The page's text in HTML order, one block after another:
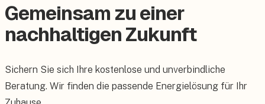
Gemeinsam zu einer
nachhaltigen Zukunft
Sichern Sie sich Ihre kostenlose und unverbindliche
Beratung. Wir finden die passende Energielösung für Ihr